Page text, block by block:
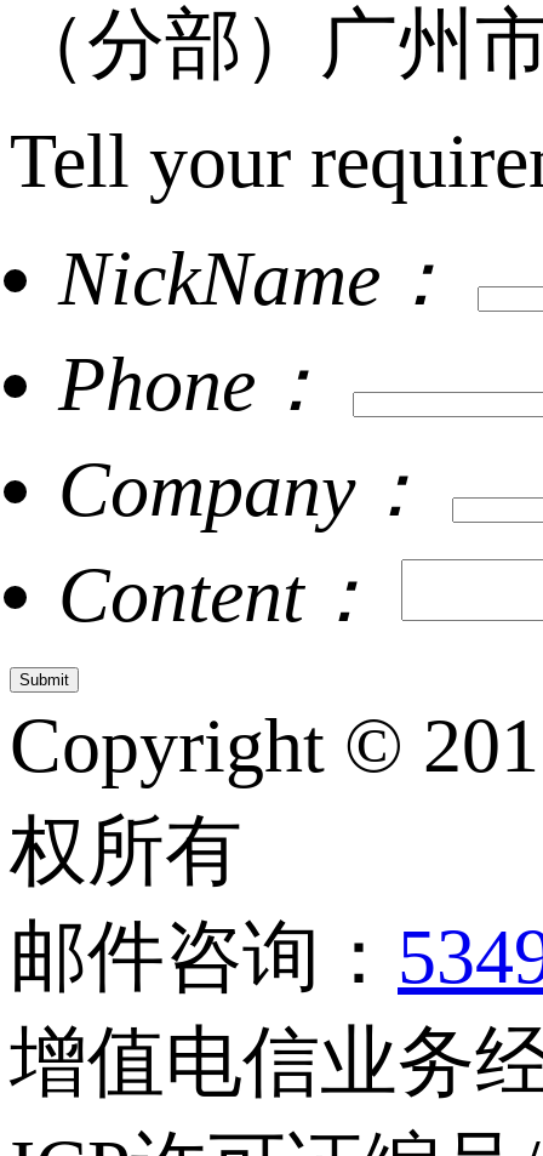
（分部）广州
Tell your
NickName：
Phone：
Company：
Content：
Copyright ©
权所有
邮件咨询：
增值电信业务